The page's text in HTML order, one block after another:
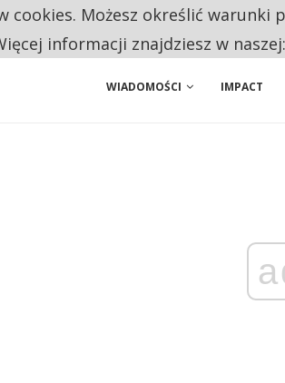
62 ZGŁOSZENIA. WIELU KANDYDATÓW NIE
WIADOMOŚCI IMPACT
cookies. Możesz określić
informacji znajdziesz w naszej: